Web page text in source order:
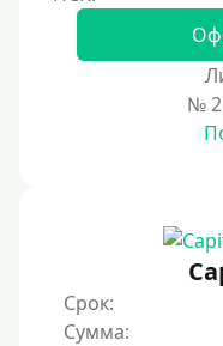
300 руб
2500 руб
3000 руб
№
Срок:
Сумма: